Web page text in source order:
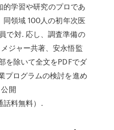
学習や研究のプロであ
同領域 100人の初年次医
で対. 応し、調査準備の
ジャー共著、安永悟監
を除いて全文をPDFでダ
プログラムの検討を進め
開
料無料）.